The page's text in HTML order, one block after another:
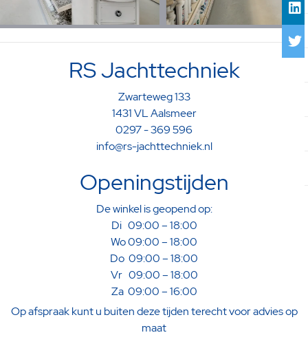
RS Jachttechniek
Zwarteweg 133
1431 VL Aalsmeer
0297 - 369 596
info@rs-jachttechniek.nl
Openingstijden
De winkel is geopend op:
Di 09:00 – 18:00
Wo 09:00 – 18:00
Do 09:00 – 18:00
Vr 09:00 – 18:00
Za 09:00 – 16:00
Op afspraak kunt u buiten deze tijden terecht voor advies op
maat